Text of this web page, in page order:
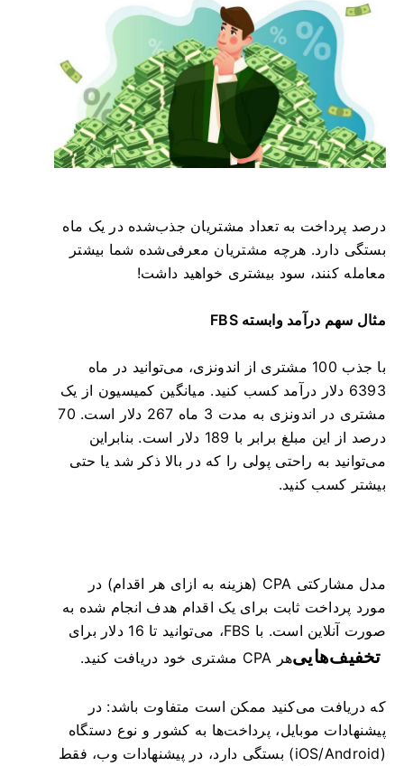
درصد پرداخت به تعداد مشتریان جذب‌شده در یک ماه
بستگی دارد. هرچه مشتریان معرفی‌شده شما بیشتر
معامله کنند، سود بیشتری خواهید داشت!
مثال سهم درآمد وابسته FBS
با جذب 100 مشتری از اندونزی، می‌توانید در ماه
6393 دلار درآمد کسب کنید. میانگین کمیسیون از یک
مشتری در اندونزی به مدت 3 ماه 267 دلار است. 70
درصد از این مبلغ برابر با 189 دلار است. بنابراین
می‌توانید به راحتی پولی را که در بالا ذکر شد یا حتی
بیشتر کسب کنید.
مدل مشارکتی CPA (هزینه به ازای هر اقدام) در
مورد پرداخت ثابت برای یک اقدام هدف انجام شده به
صورت آنلاین است. با FBS، می‌توانید تا 16 دلار برای
هر CPA مشتری خود دریافت کنید.تخفیف‌هایی
که دریافت می‌کنید ممکن است متفاوت باشد: در
پیشنهادات موبایل، پرداخت‌ها به کشور و نوع دستگاه
(iOS/Android) بستگی دارد، در پیشنهادات وب، فقط